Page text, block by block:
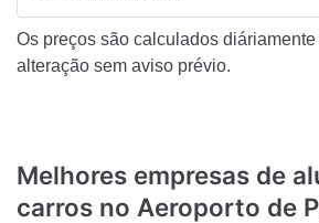
Os preços são calculados
alteração sem aviso prévio.
Melhores empresas de
carros no Aeroporto de